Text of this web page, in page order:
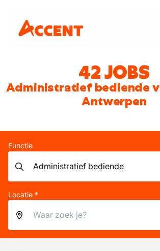
42 JOBS
Administratief bediende
Antwerpen
Functie
Locatie *